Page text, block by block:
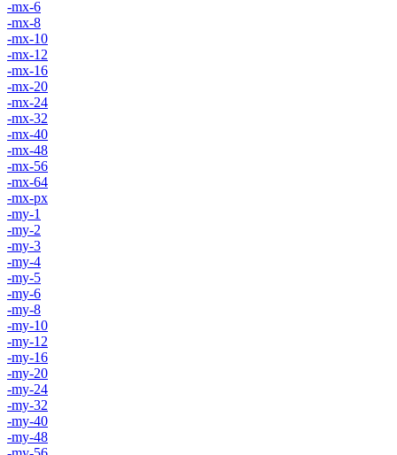
-mx-6
-mx-8
-mx-10
-mx-12
-mx-16
-mx-20
-mx-24
-mx-32
-mx-40
-mx-48
-mx-56
-mx-64
-mx-px
-my-1
-my-2
-my-3
-my-4
-my-5
-my-6
-my-8
-my-10
-my-12
-my-16
-my-20
-my-24
-my-32
-my-40
-my-48